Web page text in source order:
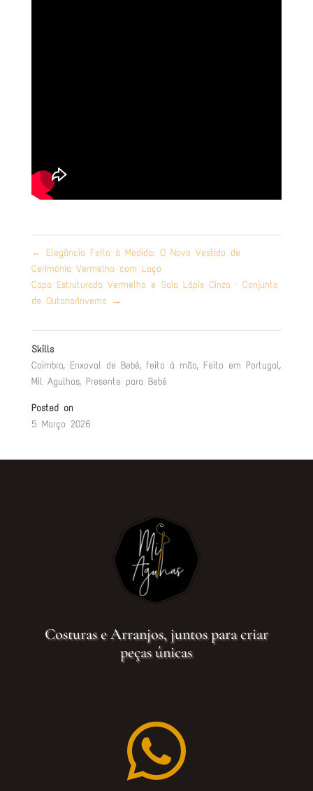
← Elegância Feita à Medida: O Novo Vestido de
Cerimónia Vermelho com Laço
Capa Estruturada Vermelha e Saia Lápis Cinza – Conjunto
de Outono/Inverno →
Skills
Coimbra, Enxoval de Bebé, feito à mão, Feito em Portugal,
Mil Agulhas, Presente para Bebé
Posted on
5 Março 2026
Costuras e Arranjos, juntos para criar
peças únicas
